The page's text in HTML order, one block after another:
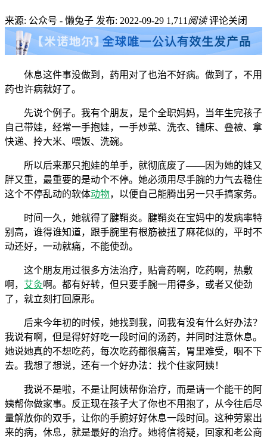
来源: 公众号 - 懒兔子 发布: 2022-09-29 1,711 阅读 评论关闭
休息这件事没做到，药用对了也治不好病。做到了，不用
药也许病就好了。
先说个例子。我有个朋友，是个全职妈妈，当年生完孩子
自己带娃，经常一手抱娃，一手炒菜、洗衣、铺床、叠被、拿
快递、拎大米、喂饭、洗碗。
所以后来那只抱娃的单手，就彻底废了——因为她的娃又
胖又重，最重要的是动个不停。她必须用尽手腕的力气去稳住
这个不停乱动的软体动物，以便自己能腾出另一只手搞家务。
时间一久，她就得了腱鞘炎。腱鞘炎在宝妈中的发病率特
别高，谁得谁知道，跟手腕里有根筋被扭了麻花似的，平时不
动还好，一动就痛，不能使劲。
这个朋友用过很多方法治疗，贴膏药啊，吃药啊，热敷
啊， 艾灸啊。都有好转，但只要手腕一用得多，或者又使劲
了，就立刻打回原形。
后来今年初的时候，她找到我，问我有没有什么好办法？
我说有啊，但是得好好吃一段时间的汤药，并同时注意休息。
她说她真的不想吃药，每次吃药都很痛苦，胃里难受，咽不下
去。我想了想说，还有一个好办法：找个住家阿姨！
我说不是啦，不是让阿姨帮你治疗，而是请一个能干的阿
姨帮你做家事。反正现在孩子大了你也不用抱了，从今往后尽
量解放你的双手，让你的手腕好好休息一段时间。这种劳累出
来的病，休息，就是最好的治疗。她将信将疑，回家和老公商